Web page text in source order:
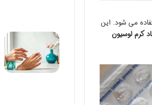
می شود. این
کرم لوسیون